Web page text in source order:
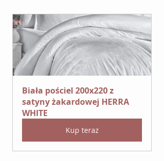
Biała pościel 200x220 z
satyny żakardowej HERRA
WHITE
Kup teraz